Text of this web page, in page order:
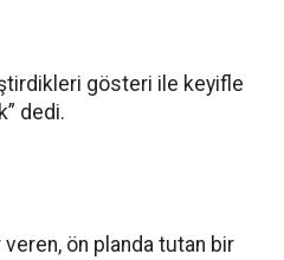
gösteri ile keyifle
dedi.
veren, ön planda tutan bir